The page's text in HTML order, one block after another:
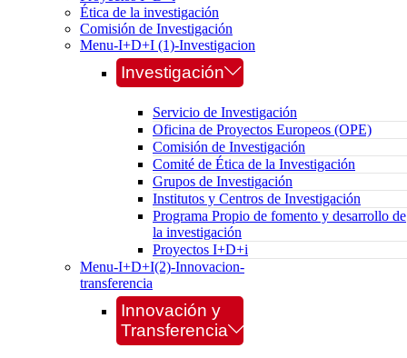
Ética de la investigación
Comisión de Investigación
Menu-I+D+I (1)-Investigacion
Investigación
Servicio de Investigación
Oficina de Proyectos Europeos (OPE)
Comisión de Investigación
Comité de Ética de la Investigación
Grupos de Investigación
Institutos y Centros de Investigación
Programa Propio de fomento y desarrollo de
la investigación
Proyectos I+D+i
Menu-I+D+I(2)-Innovacion-
transferencia
Innovación y
Transferencia